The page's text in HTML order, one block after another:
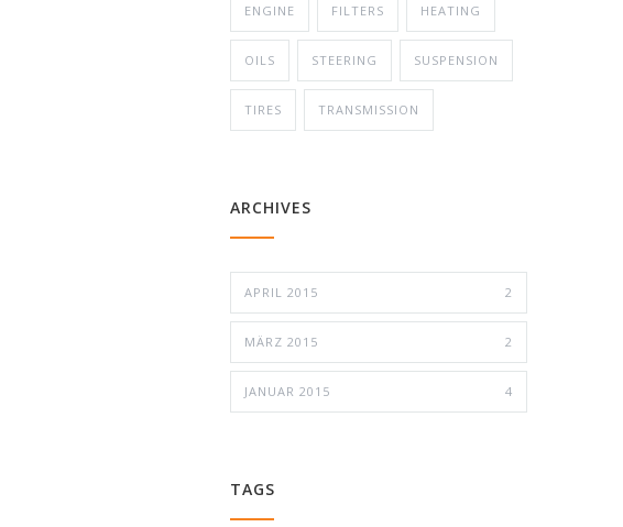
ENGINE FILTERS HEATING
OILS STEERING SUSPENSION
TIRES TRANSMISSION
ARCHIVES
APRIL 2015 2
MÄRZ 2015 2
JANUAR 2015 4
TAGS